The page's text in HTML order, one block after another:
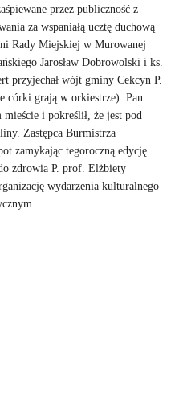
przez publiczność z
za wspaniałą ucztę duchową
Rady Miejskiej w Murowanej
Jarosław Dobrowolski i ks.
przyjechał wójt gminy Cekcyn P.
córki grają w orkiestrze). Pan
i pokreślił, że jest pod
Zastępca Burmistrza
zamykając tegoroczną edycję
zdrowia P. prof. Elżbiety
wydarzenia kulturalnego